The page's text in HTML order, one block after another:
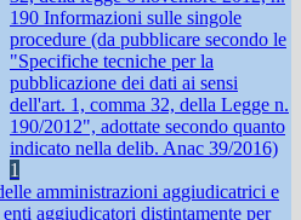
190 Informazioni sulle singole
procedure (da pubblicare secondo le
"Specifiche tecniche per la
pubblicazione dei dati ai sensi
dell'art. 1, comma 32, della Legge n.
190/2012", adottate secondo quanto
indicato nella delib. Anac 39/2016)
1
amministrazioni aggiudicatrici e
aggiudicatori distintamente per